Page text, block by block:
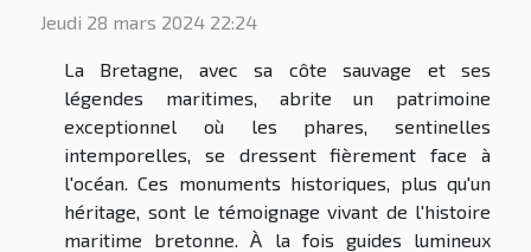
Jeudi 28 mars 2024 22:24
La Bretagne, avec sa côte sauvage et ses
légendes maritimes, abrite un patrimoine
exceptionnel où les phares, sentinelles
intemporelles, se dressent fièrement face à
l'océan. Ces monuments historiques, plus qu'un
héritage, sont le témoignage vivant de l'histoire
maritime bretonne. À la fois guides lumineux